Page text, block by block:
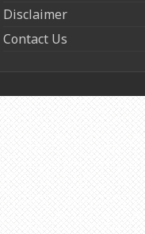
Disclaimer
Contact Us